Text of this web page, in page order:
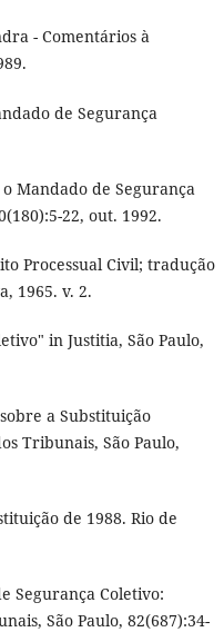
- Comentários à
de Segurança
o Mandado de Segurança
22, out. 1992.
Processual Civil; tradução
1965. v. 2.
in Justitia, São Paulo,
a Substituição
Tribunais, São Paulo,
de 1988. Rio de
Segurança Coletivo:
São Paulo, 82(687):34-